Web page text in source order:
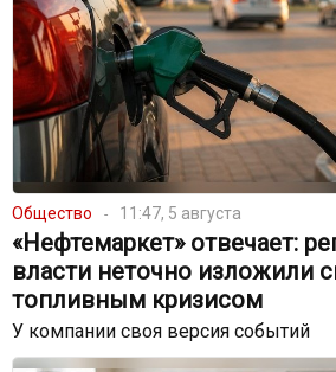
Общество 11:47, 5 августа
«Нефтемаркет» отвечает:
власти неточно изложили
топливным кризисом
У компании своя версия событий